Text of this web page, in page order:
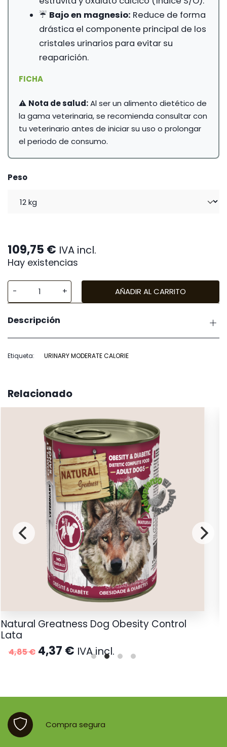
☔ Bajo en magnesio: Reduce de forma
drástica el componente principal de los
cristales urinarios para evitar su
reaparición.
FICHA
⚠️ Nota de salud:Al ser un alimento dietético de
la gama veterinaria, se recomienda consultar con
tu veterinario antes de iniciar su uso o prolongar
el periodo de consumo.
Peso
109,75 € IVA incl.
Hay existencias
Canine
Urinary
Mod
AÑADIR AL CARRITO
Descripción
Etiqueta: URINARY MODERATE CALORIE
Relacionado
Natural Greatness Dog Obesity Control
Lata
4,85€ El
precio
4,85 €.
4,37 €El
precio
4,37 €.
IVA incl.
Compra segura